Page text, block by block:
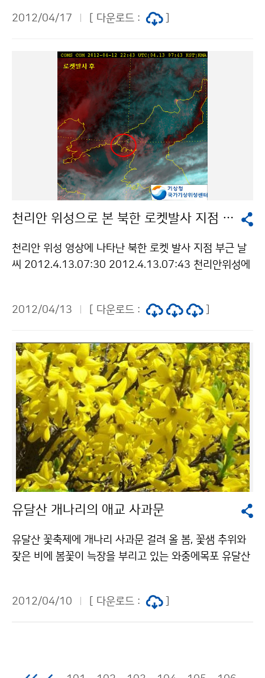
지 내는 진도 8에서 9는 15차례나 기록했다. 역사 기록
옥이 무너지고 백여 명이 숨지는 대형지진의 기록도 있으
며, 당시 지진 규모는 6.7에 달했던 것으로 추정된다. 역
사문헌에서 서울, 경주 뿐만 아니라 충청과 남부지방, 평
안도의 서쪽에서도 지진이 자주 발생했던 것으로 분석됐
다. 기상청 이(가) 창작한 2천년 동안 피해 준 지진이 44
0회? 저작물은 "공공누리" 출처표시-상업적이용금지 조
건에 따라 이용 할 수 있습니다.
2012/04/17 [ 다운로드 :
천리안 위성으로 본 북한 로켓발사 지점 날씨
천리안 위성 영상에 나타난 북한 로켓 발사 지점 부근 날
씨 2012.4.13.07:30 2012.4.13.07:43 천리안위성에
서 엷은 안개 또는 낮은 구름이 관측되었다.기상청 이(가)
물은 "공공누리" 출처표시-상업적이용금지 조건에 따라
이용 할 수 있습니다.
2012/04/13 [ 다운로드 :
유달산 개나리의 애교 사과문
유달산 꽃축제에 개나리 사과문 걸려 올 봄, 꽃샘 추위와
잦은 비에 봄꽃이 늑장을 부리고 있는 와중에목포 유달산
요", "개나리꽃, 못 피워서 지송합니다" 등 재미있는 문구
의 현수막이 화사한 봄꽃을 기대한 관광객들의 섭섭함을
조건에 따라 이용 할 수 있습니다.
2012/04/10 [ 다운로드 :